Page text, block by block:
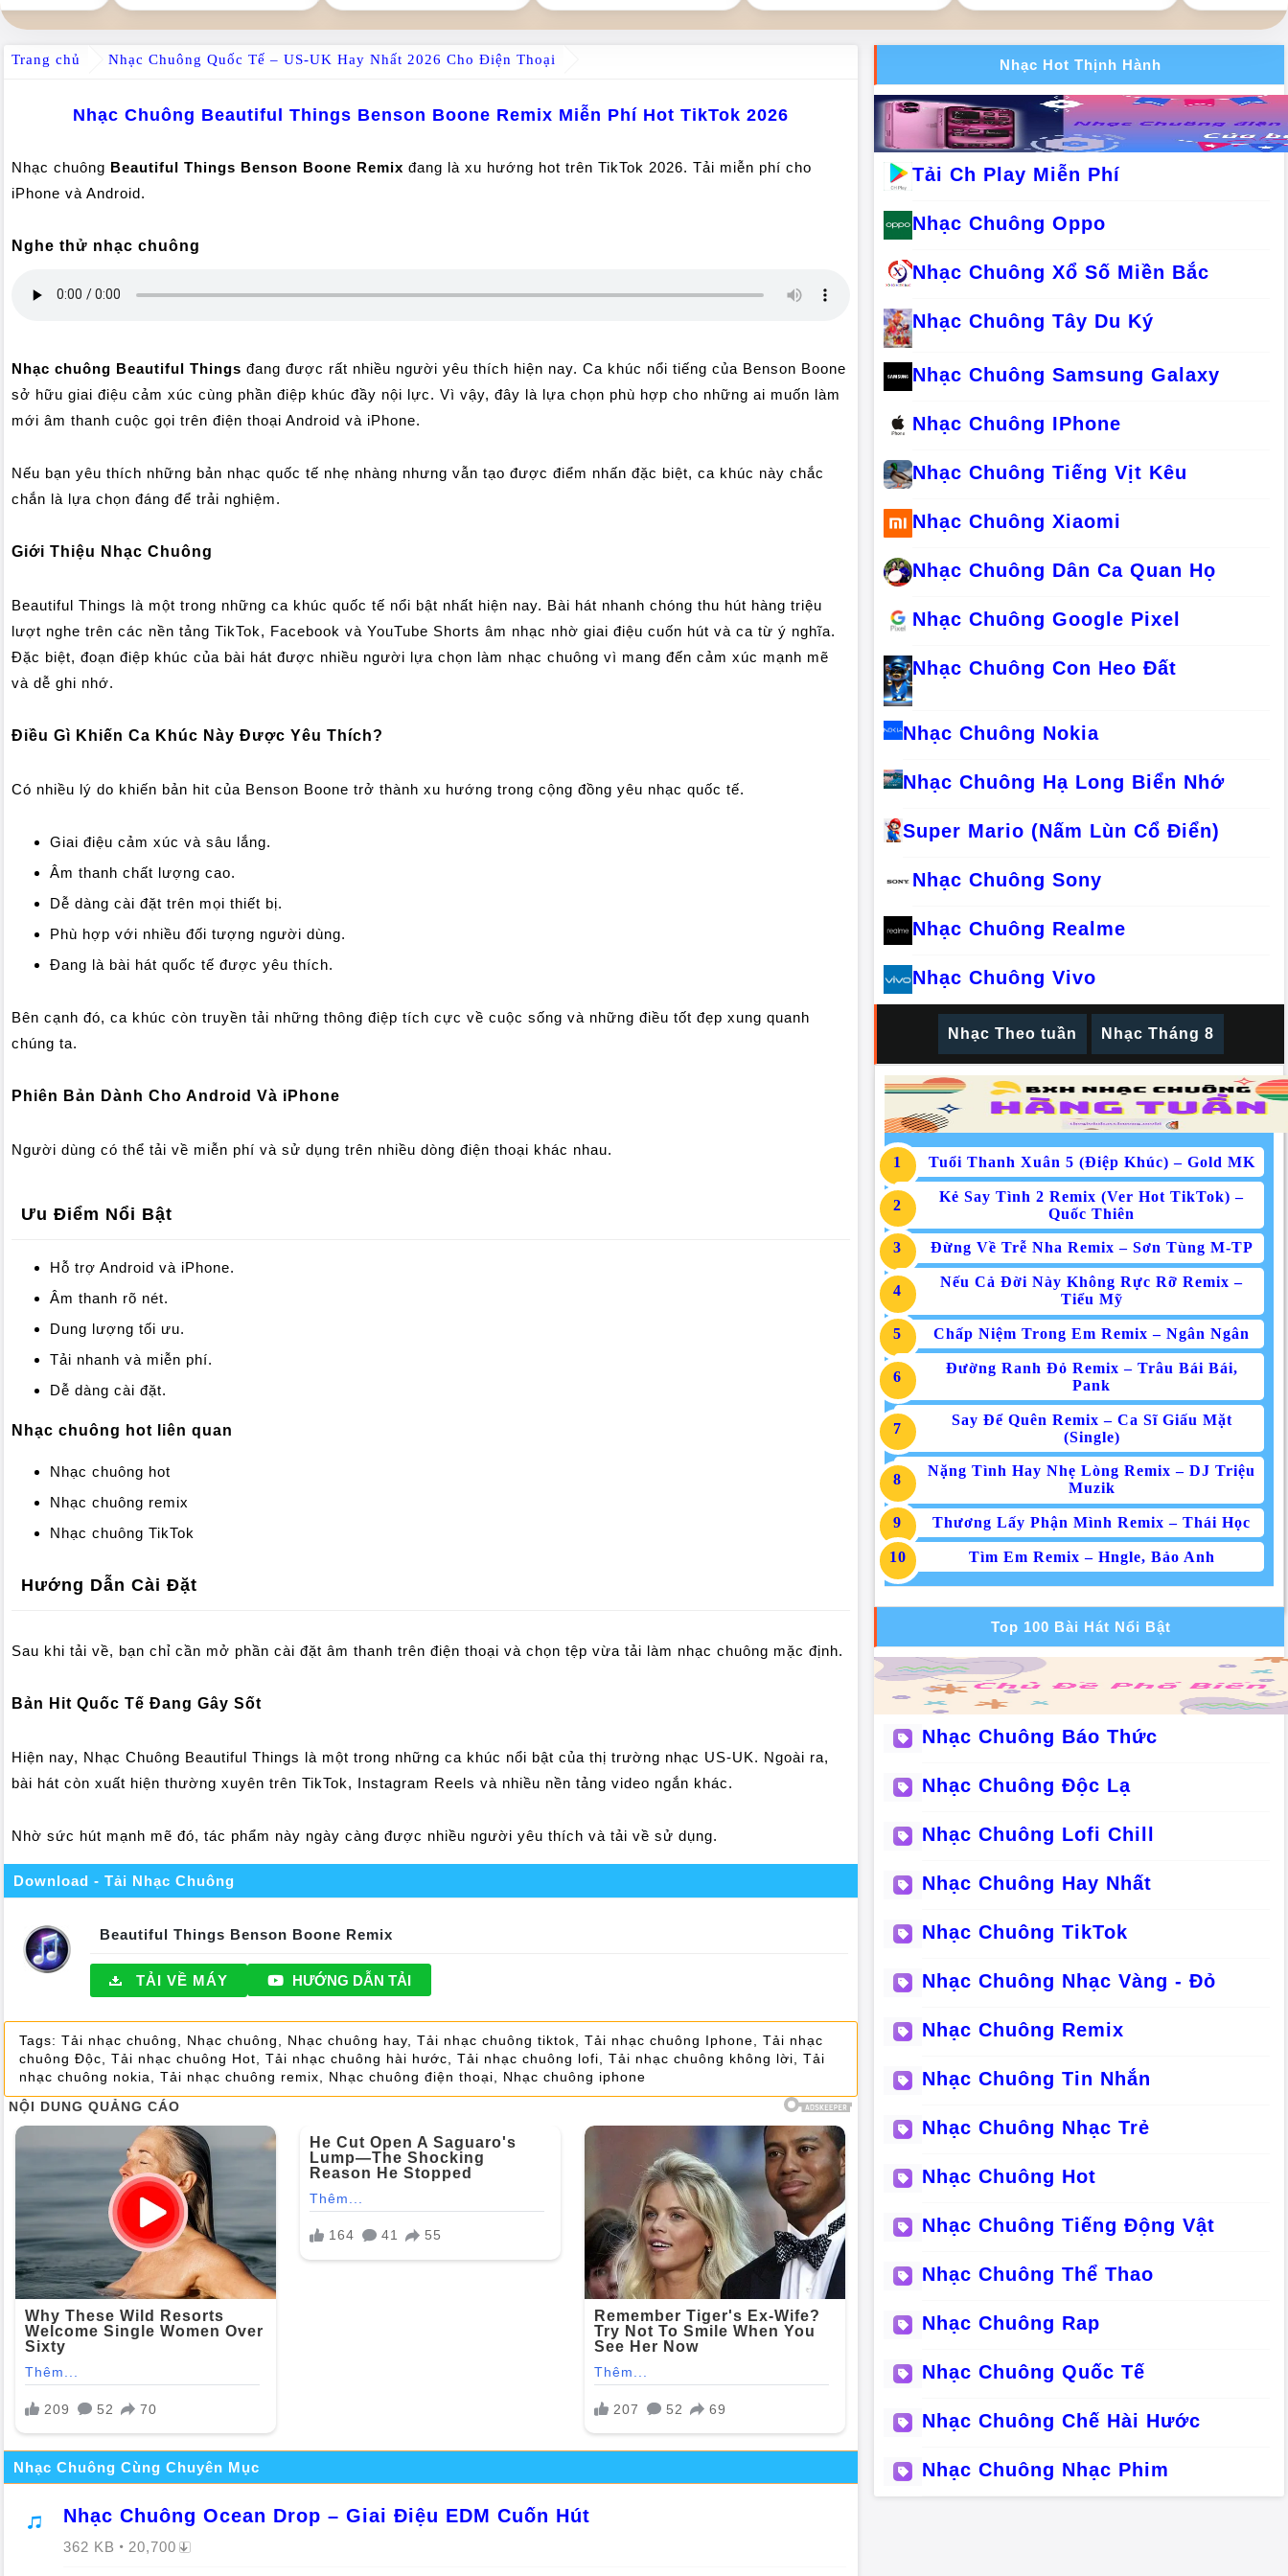
Trang chủ Nhạc Chuông Quốc Tế – US-UK Hay Nhất 2026 Cho Điện Thoại
Nhạc Chuông Beautiful Things Benson Boone Remix Miễn Phí Hot TikTok 2026
Nhạc chuông Beautiful Things Benson Boone Remix đang là xu hướng hot trên TikTok 2026. Tải miễn phí cho
iPhone và Android.
Nghe thử nhạc chuông
Nhạc chuông Beautiful Things đang được rất nhiều người yêu thích hiện nay. Ca khúc nổi tiếng của Benson Boone
sở hữu giai điệu cảm xúc cùng phần điệp khúc đầy nội lực. Vì vậy, đây là lựa chọn phù hợp cho những ai muốn làm
mới âm thanh cuộc gọi trên điện thoại Android và iPhone.
Nếu bạn yêu thích những bản nhạc quốc tế nhẹ nhàng nhưng vẫn tạo được điểm nhấn đặc biệt, ca khúc này chắc
chắn là lựa chọn đáng để trải nghiệm.
Giới Thiệu Nhạc Chuông
Beautiful Things là một trong những ca khúc quốc tế nổi bật nhất hiện nay. Bài hát nhanh chóng thu hút hàng triệu
lượt nghe trên các nền tảng TikTok, Facebook và YouTube Shorts âm nhạc nhờ giai điệu cuốn hút và ca từ ý nghĩa.
Đặc biệt, đoạn điệp khúc của bài hát được nhiều người lựa chọn làm nhạc chuông vì mang đến cảm xúc mạnh mẽ
và dễ ghi nhớ.
Điều Gì Khiến Ca Khúc Này Được Yêu Thích?
Có nhiều lý do khiến bản hit của Benson Boone trở thành xu hướng trong cộng đồng yêu nhạc quốc tế.
Giai điệu cảm xúc và sâu lắng.
Âm thanh chất lượng cao.
Dễ dàng cài đặt trên mọi thiết bị.
Phù hợp với nhiều đối tượng người dùng.
Đang là bài hát quốc tế được yêu thích.
Bên cạnh đó, ca khúc còn truyền tải những thông điệp tích cực về cuộc sống và những điều tốt đẹp xung quanh
chúng ta.
Phiên Bản Dành Cho Android Và iPhone
Người dùng có thể tải về miễn phí và sử dụng trên nhiều dòng điện thoại khác nhau.
Ưu Điểm Nổi Bật
Hỗ trợ Android và iPhone.
Âm thanh rõ nét.
Dung lượng tối ưu.
Tải nhanh và miễn phí.
Dễ dàng cài đặt.
Nhạc chuông hot liên quan
Nhạc chuông hot
Nhạc chuông remix
Nhạc chuông TikTok
Hướng Dẫn Cài Đặt
Sau khi tải về, bạn chỉ cần mở phần cài đặt âm thanh trên điện thoại và chọn tệp vừa tải làm nhạc chuông mặc định.
Bản Hit Quốc Tế Đang Gây Sốt
Hiện nay, Nhạc Chuông Beautiful Things là một trong những ca khúc nổi bật của thị trường nhạc US-UK. Ngoài ra,
bài hát còn xuất hiện thường xuyên trên TikTok, Instagram Reels và nhiều nền tảng video ngắn khác.
Nhờ sức hút mạnh mẽ đó, tác phẩm này ngày càng được nhiều người yêu thích và tải về sử dụng.
Download - Tải Nhạc Chuông
Beautiful Things Benson Boone Remix
TẢI VỀ MÁY HƯỚNG DẪN TẢI
Tags: Tải nhạc chuông Nhạc chuông Nhạc chuông hay Tải nhạc chuông tiktok Tải nhạc chuông Iphone
Tải nhạc
chuông Độc
Tải nhạc chuông Hot Tải nhạc chuông hài hước Tải nhạc chuông lofi Tải nhạc chuông không lời
Tải
nhạc chuông nokia
Tải nhạc chuông remix Nhạc chuông điện thoại Nhạc chuông iphone
Nhạc Chuông Cùng Chuyên Mục
Nhạc Chuông Ocean Drop – Giai Điệu EDM Cuốn Hút
362 KB 20,700
Nhạc Hot Thịnh Hành
Tải Ch Play Miễn Phí
Nhạc Chuông Oppo
Nhạc Chuông Xổ Số Miền Bắc
Nhạc Chuông Tây Du Ký
Nhạc Chuông Samsung Galaxy
Nhạc Chuông IPhone
Nhạc Chuông Tiếng Vịt Kêu
Nhạc Chuông Xiaomi
Nhạc Chuông Dân Ca Quan Họ
Nhạc Chuông Google Pixel
Nhạc Chuông Con Heo Đất
Nhạc Chuông Nokia
Nhạc Chuông Hạ Long Biển Nhớ
Super Mario (Nấm Lùn Cổ Điển)
Nhạc Chuông Sony
Nhạc Chuông Realme
Nhạc Chuông Vivo
Nhạc Theo tuần Nhạc Tháng 8
Tuổi Thanh Xuân 5 (Điệp Khúc) – Gold MK
Kẻ Say Tình 2 Remix (Ver Hot TikTok) –
Quốc Thiên
Đừng Về Trễ Nha Remix – Sơn Tùng M-TP
Nếu Cả Đời Này Không Rực Rỡ Remix –
Tiểu Mỹ
Chấp Niệm Trong Em Remix – Ngân Ngân
Đường Ranh Đỏ Remix – Trâu Bái Bái,
Pank
Say Để Quên Remix – Ca Sĩ Giấu Mặt
(Single)
Nặng Tình Hay Nhẹ Lòng Remix – DJ Triệu
Muzik
Thương Lấy Phận Mình Remix – Thái Học
Tìm Em Remix – Hngle, Bảo Anh
Top 100 Bài Hát Nổi Bật
Nhạc Chuông Báo Thức
Nhạc Chuông Độc Lạ
Nhạc Chuông Lofi Chill
Nhạc Chuông Hay Nhất
Nhạc Chuông TikTok
Nhạc Chuông Nhạc Vàng - Đỏ
Nhạc Chuông Remix
Nhạc Chuông Tin Nhắn
Nhạc Chuông Nhạc Trẻ
Nhạc Chuông Hot
Nhạc Chuông Tiếng Động Vật
Nhạc Chuông Thể Thao
Nhạc Chuông Rap
Nhạc Chuông Quốc Tế
Nhạc Chuông Chế Hài Hước
Nhạc Chuông Nhạc Phim